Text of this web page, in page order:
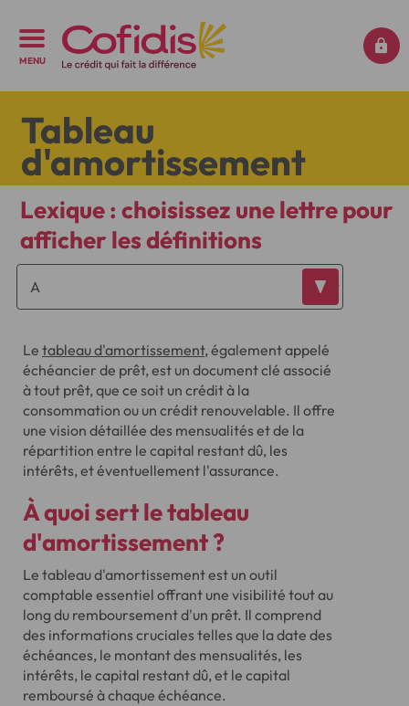
MENU
Tableau
d'amortissement
Lexique : choisissez une lettre pour
afficher les définitions
Le tableau d'amortissement, également appelé
échéancier de prêt, est un document clé associé
à tout prêt, que ce soit un crédit à la
consommation ou un crédit renouvelable. Il offre
une vision détaillée des mensualités et de la
répartition entre le capital restant dû, les
intérêts, et éventuellement l'assurance.
À quoi sert le tableau
d'amortissement ?
Le tableau d'amortissement est un outil
comptable essentiel offrant une visibilité tout au
long du remboursement d'un prêt. Il comprend
des informations cruciales telles que la date des
échéances, le montant des mensualités, les
intérêts, le capital restant dû, et le capital
remboursé à chaque échéance.